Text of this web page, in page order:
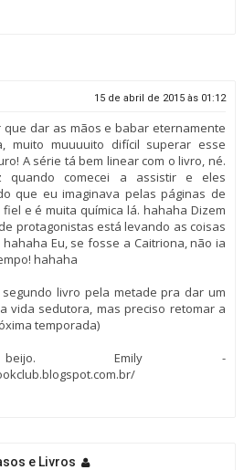
15 de abril de 2015 às 01:12
que dar as mãos e babar eternamente
muito muuuuito difícil superar esse
A série tá bem linear com o livro, né.
quando comecei a assistir e eles
que eu imaginava pelas páginas de
fiel e é muita química lá. hahaha Dizem
protagonistas está levando as coisas
Eu, se fosse a Caitriona, não ia
hahaha
livro pela metade pra dar um
vida sedutora, mas preciso retomar a
temporada)
Emily -
e Livros